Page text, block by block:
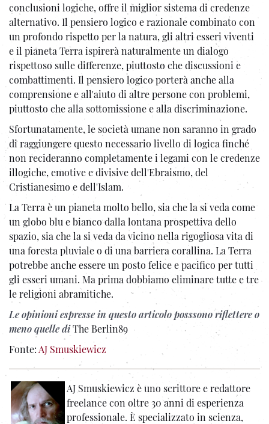
conclusioni logiche, offre il miglior sistema di credenze
alternativo. Il pensiero logico e razionale combinato con
un profondo rispetto per la natura, gli altri esseri viventi
e il pianeta Terra ispirerà naturalmente un dialogo
rispettoso sulle differenze, piuttosto che discussioni e
combattimenti. Il pensiero logico porterà anche alla
comprensione e all'aiuto di altre persone con problemi,
piuttosto che alla sottomissione e alla discriminazione.
Sfortunatamente, le società umane non saranno in grado
di raggiungere questo necessario livello di logica finché
non recideranno completamente i legami con le credenze
illogiche, emotive e divisive dell'Ebraismo, del
Cristianesimo e dell'Islam.
La Terra è un pianeta molto bello, sia che la si veda come
un globo blu e bianco dalla lontana prospettiva dello
spazio, sia che la si veda da vicino nella rigogliosa vita di
una foresta pluviale o di una barriera corallina. La Terra
potrebbe anche essere un posto felice e pacifico per tutti
gli esseri umani. Ma prima dobbiamo eliminare tutte e tre
le religioni abramitiche.
Le opinioni espresse in questo articolo posssono riflettere o
meno quelle diThe Berlin89
Fonte: AJ Smuskiewicz
AJ Smuskiewicz è uno scrittore e redattore
freelance con oltre 30 anni di esperienza
professionale. È specializzato in scienza,